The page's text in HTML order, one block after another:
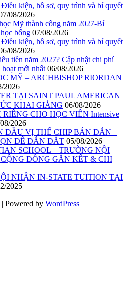
kiện, hồ sơ, quy trình và bí quyết
08/2026
Mỹ thành công năm 2027-Bí
bổng 07/08/2026
kiện, hồ sơ, quy trình và bí quyết
08/2026
tiền năm 2027? Cập nhật chi phí
mới nhất 06/08/2026
MỸ – ARCHBISHOP RIORDAN
2026
TẠI SAINT PAUL AMERICAN
KHAI GIẢNG 06/08/2026
CHO HỌC VIÊN Intensive
2026
ĐẦU VỊ THẾ CHIP BÁN DẪN –
ĐỂ DẪN DẮT 05/08/2026
SCHOOL – TRƯỜNG NỘI
ĐỒNG GẮN KẾT & CHI
NHẬN IN-STATE TUITION TẠI
2025
| Powered by WordPress